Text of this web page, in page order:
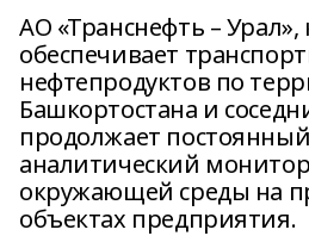
АО «Транснефть – Урал»,
обеспечивает
нефтепродуктов по
Башкортостана и
продолжает
аналитический
окружающей среды на
объектах предприятия.